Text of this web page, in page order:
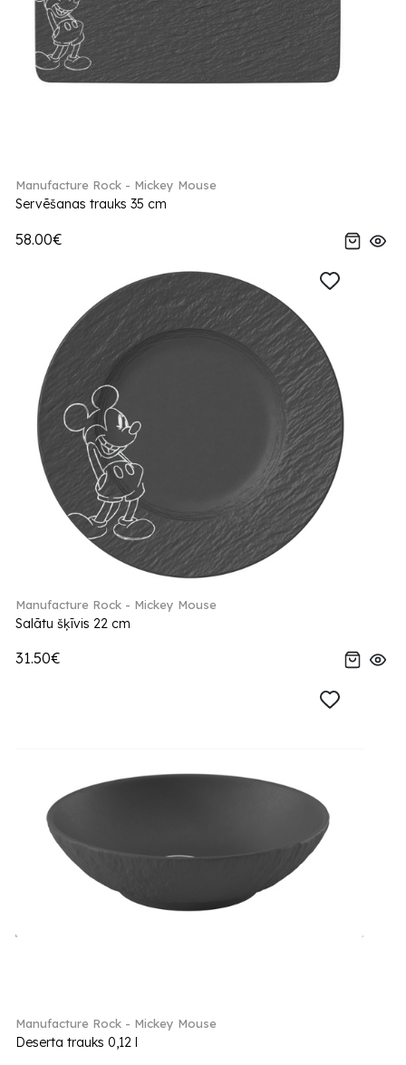
Manufacture Rock - Mickey Mouse
Servēšanas trauks 35 cm
58.00€
Manufacture Rock - Mickey Mouse
Salātu šķīvis 22 cm
31.50€
Manufacture Rock - Mickey Mouse
Deserta trauks 0,12 l